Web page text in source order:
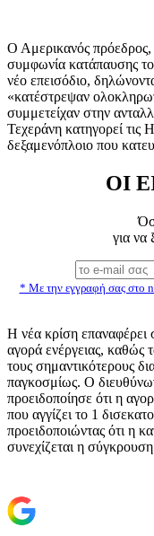
Ο Αμερικανός
συμφωνία κατάπαυσης
νέο επεισόδιο,
«κατέστρεψαν
συμμετείχαν στην
Τεχεράνη κατηγορεί τις
δεξαμενόπλοιο που
ΟΙ
για να
* Με την εγγραφή σας στο
Η νέα κρίση επαναφέρει
αγορά ενέργειας, καθώς
τους σημαντικότερους
παγκοσμίως. Ο
προειδοποίησε ότι η
που αγγίζει το 1
προειδοποιώντας ότι η
συνεχίζεται η